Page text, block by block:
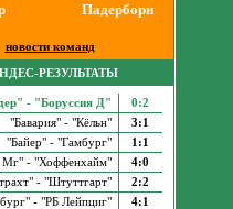
Падерборн
новости команд
РЕЗУЛЬТАТЫ
- "Боруссия Д"
0:2
"Бавария" - "Кёльн"
3:1
"Байер" - "Гамбург"
1:1
Мг" - "Хоффенхайм"
4:0
- "Штуттгарт"
2:2
- "РБ Лейпциг"
4:1